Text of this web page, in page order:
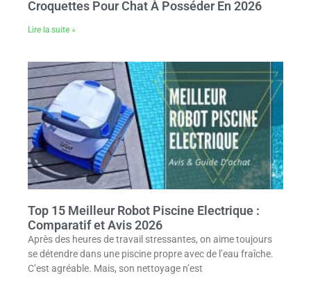
Croquettes Pour Chat À Posséder En 2026
Lire la suite »
Top 15 Meilleur Robot Piscine Electrique :
Comparatif et Avis 2026
Après des heures de travail stressantes, on aime toujours
se détendre dans une piscine propre avec de l’eau fraîche.
C’est agréable. Mais, son nettoyage n’est